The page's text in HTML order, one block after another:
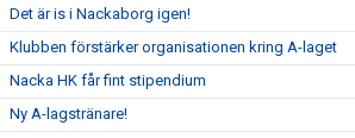
Det är is i Nackaborg igen!
Klubben förstärker organisationen kring A-laget
Nacka HK får fint stipendium
Ny A-lagstränare!